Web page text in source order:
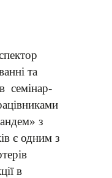
та
семінар-
з
є одним з
в